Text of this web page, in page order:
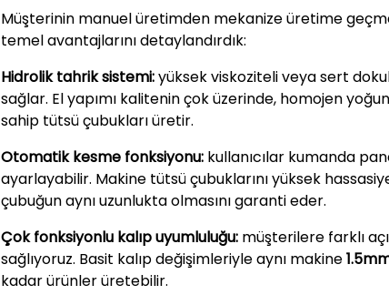
Müşterinin manuel üretimden mekanize üretime
temel avantajlarını detaylandırdık:
Hidrolik tahrik sistemi:yüksek viskoziteli veya sert
sağlar. El yapımı kalitenin çok üzerinde, homojen
sahip tütsü çubukları üretir.
Otomatik kesme fonksiyonu: kullanıcılar kumanda
ayarlayabilir. Makine tütsü çubuklarını yüksek
çubuğun aynı uzunlukta olmasını garanti eder.
Çok fonksiyonlu kalıp uyumluluğu: müşterilere farklı
sağlıyoruz. Basit kalıp değişimleriyle aynı makine
kadar ürünler üretebilir.